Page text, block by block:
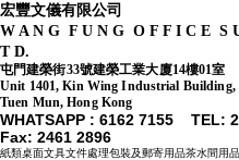
宏豐文儀有限公司
W A N G F U N G O F F I C E S
T D.
屯門建榮街33號建榮工業大廈14樓01室
Unit 1401, Kin Wing Industrial Building,
Tuen Mun, Hong Kong
WHATSAPP : 6162 7155​ TEL:
Fax: 2461 2896
紙類桌面文具文件處理包裝及郵寄用品茶水間用品